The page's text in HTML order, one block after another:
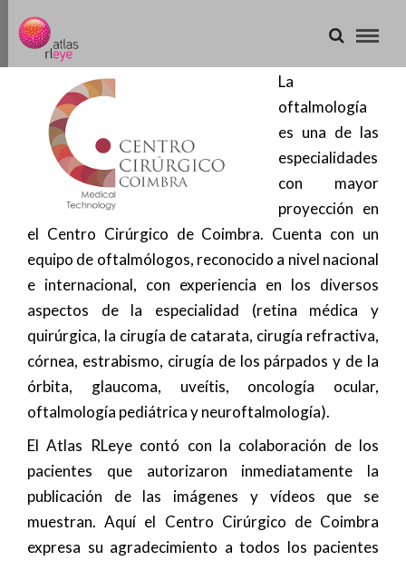
La
oftalmología
es una de las
especialidades
con mayor
proyección en
el Centro Cirúrgico de Coimbra. Cuenta con un
equipo de oftalmólogos, reconocido a nivel nacional
e internacional, con experiencia en los diversos
aspectos de la especialidad (retina médica y
quirúrgica, la cirugía de catarata, cirugía refractiva,
córnea, estrabismo, cirugía de los párpados y de la
órbita, glaucoma, uveítis, oncología ocular,
oftalmología pediátrica y neuroftalmología).
El Atlas RLeye contó con la colaboración de los
pacientes que autorizaron inmediatamente la
publicación de las imágenes y vídeos que se
muestran. Aquí el Centro Cirúrgico de Coimbra
expresa su agradecimiento a todos los pacientes